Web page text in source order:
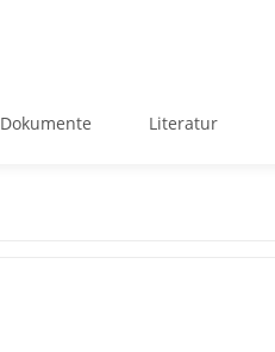
Dokumente Literatur